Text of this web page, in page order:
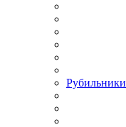
Рубильники